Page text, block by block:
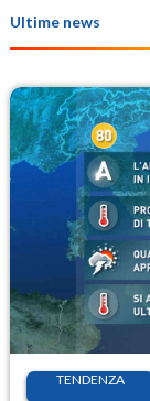
Ultime news
TENDENZA